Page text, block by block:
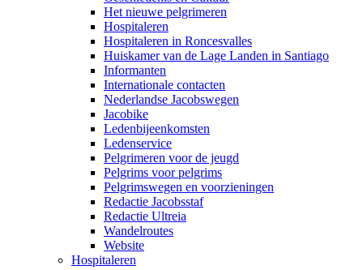
Het nieuwe pelgrimeren
Hospitaleren
Hospitaleren in Roncesvalles
Huiskamer van de Lage Landen in Santiago
Informanten
Internationale contacten
Nederlandse Jacobswegen
Jacobike
Ledenbijeenkomsten
Ledenservice
Pelgrimeren voor de jeugd
Pelgrims voor pelgrims
Pelgrimswegen en voorzieningen
Redactie Jacobsstaf
Redactie Ultreia
Wandelroutes
Website
Hospitaleren